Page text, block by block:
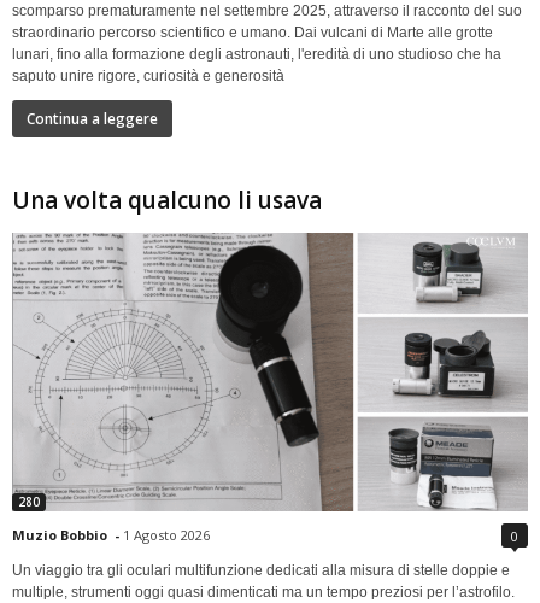
scomparso prematuramente nel settembre 2025, attraverso il racconto del suo
straordinario percorso scientifico e umano. Dai vulcani di Marte alle grotte
lunari, fino alla formazione degli astronauti, l'eredità di uno studioso che ha
saputo unire rigore, curiosità e generosità
Continua a leggere
Una volta qualcuno li usava
280
Muzio Bobbio - 1 Agosto 2026 0
Un viaggio tra gli oculari multifunzione dedicati alla misura di stelle doppie e
multiple, strumenti oggi quasi dimenticati ma un tempo preziosi per l’astrofilo.